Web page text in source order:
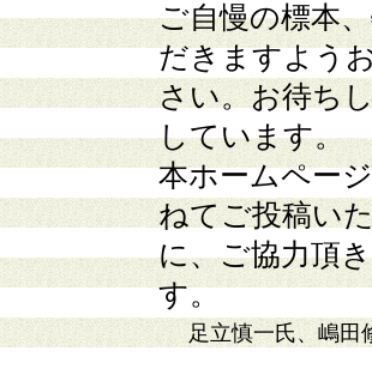
ご自慢の標本
だきますよう
さい。お待ち
しています。
本ホームペー
ねてご投稿い
に、ご協力頂
す。
足立慎一氏、嶋田